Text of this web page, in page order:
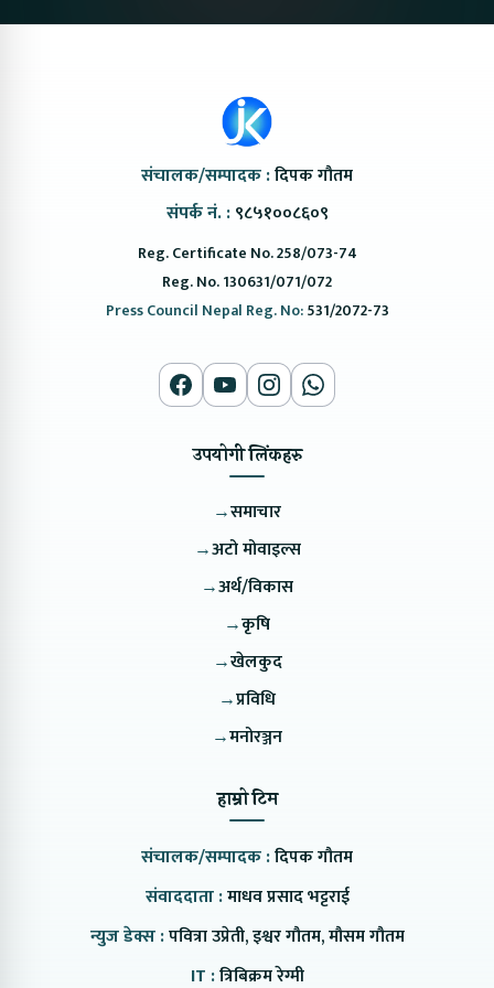
संचालक/सम्पादक :दिपक गौतम
संपर्क नं. : ९८५१००८६०९
Reg. Certificate No. 258/073-74
Reg. No. 130631/071/072
Press Council Nepal Reg. No:531/2072-73
उपयोगी लिंकहरु
→समाचार
→अटो मोवाइल्स
→अर्थ/विकास
→कृषि
→खेलकुद
→प्रविधि
→मनोरञ्जन
हाम्रो टिम
संचालक/सम्पादक :दिपक गौतम
संवाददाता :माधव प्रसाद भट्टराई
न्युज डेक्स :पवित्रा उप्रेती, इश्वर गौतम, मौसम गौतम
IT :त्रिबिक्रम रेग्मी